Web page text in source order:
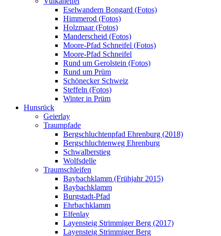
Eselwandern Bongard (Fotos)
Himmerod (Fotos)
Holzmaar (Fotos)
Manderscheid (Fotos)
Moore-Pfad Schneifel (Fotos)
Moore-Pfad Schneifel
Rund um Gerolstein (Fotos)
Rund um Prüm
Schönecker Schweiz
Steffeln (Fotos)
Winter in Prüm
Hunsrück
Geierlay
Traumpfade
Bergschluchtenpfad Ehrenburg (2018)
Bergschluchtenweg Ehrenburg
Schwalberstieg
Wolfsdelle
Traumschleifen
Baybachklamm (Frühjahr 2015)
Baybachklamm
Burgstadt-Pfad
Ehrbachklamm
Elfenlay
Layensteig Strimmiger Berg (2017)
Layensteig Strimmiger Berg